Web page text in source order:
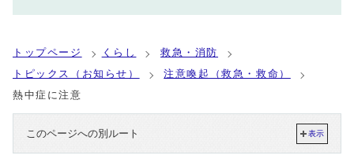
トップページ くらし
救急・消防
トピックス（お知らせ）
注意喚起（救急・救命）
熱中症に注意
このページへの別ルート 表示